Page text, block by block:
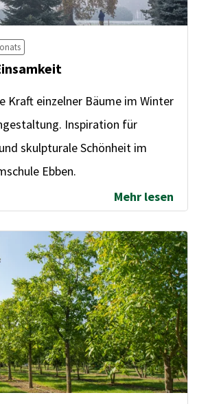
Kraft einzelner Bäume im Winter
Inspiration für
skulpturale Schönheit im
Ebben.
Mehr lesen